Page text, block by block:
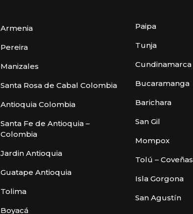
Armenia
Pereira
Manizales
Santa Rosa de Cabal Colombia
Antioquia Colombia
Santa Fe de Antioquia –
Colombia
Jardin Antioquia
Guatape Antioquia
Tolima
Boyacá
Paipa
Tunja
Cundinamarca
Bucaramanga
Barichara
San Gil
Mompox
Tolú – Coveñas
Isla Gorgona
San Agustín